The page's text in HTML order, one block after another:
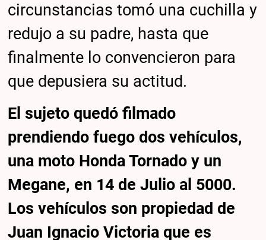
circunstancias tomó una cuchilla y
redujo a su padre, hasta que
finalmente lo convencieron para
que depusiera su actitud.
El sujeto quedó filmado
prendiendo fuego dos vehículos,
una moto Honda Tornado y un
Megane, en 14 de Julio al 5000.
Los vehículos son propiedad de
Juan Ignacio Victoria que es